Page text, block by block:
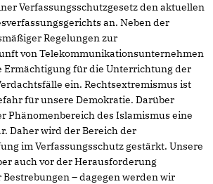
Verfassungsschutzgesetz den aktuellen
an. Neben der
Regelungen zur
von Telekommunikationsunternehmen
Ermächtigung für die Unterrichtung der
ein. Rechtsextremismus ist
für unsere Demokratie. Darüber
Phänomenbereich des Islamismus eine
Daher wird der Bereich der
im Verfassungsschutz gestärkt. Unsere
auch vor der Herausforderung
– dagegen werden wir